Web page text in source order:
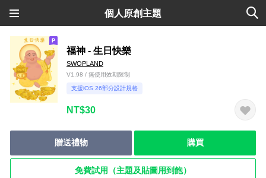
個人原創主題
福神 - 生日快樂
SWOPLAND
V1.98 / 無使用效期限制
支援iOS 26部分設計規格
NT$30
贈送禮物 購買
免費試用（主題及貼圖用到飽）